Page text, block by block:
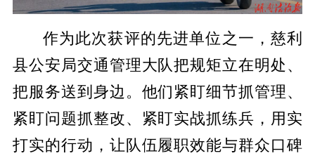
作为此次获评的先进单位之一，慈利
县公安局交通管理大队把规矩立在明处、
把服务送到身边。他们紧盯细节抓管理、
紧盯问题抓整改、紧盯实战抓练兵，用实
打实的行动，让队伍履职效能与群众口碑